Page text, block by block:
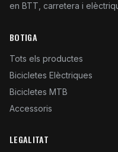
en BTT, carretera i
BOTIGA
Tots els productes
Bicicletes Elèctriques
Bicicletes MTB
Accessoris
LEGALITAT